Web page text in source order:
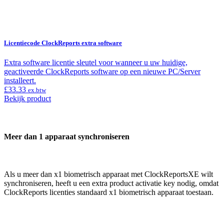
Licentiecode ClockReports extra software
Extra software licentie sleutel voor wanneer u uw huidige,
geactiveerde ClockReports software op een nieuwe PC/Server
installeert.
£33.33 ex.btw
Bekijk product
Meer dan 1 apparaat synchroniseren
Als u meer dan x1 biometrisch apparaat met ClockReportsXE wilt
synchroniseren, heeft u een extra product activatie key nodig, omdat
ClockReports licenties standaard x1 biometrisch apparaat toestaan.